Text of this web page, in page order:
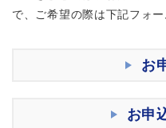
で、ご希望の際は下記フォ
お
お申